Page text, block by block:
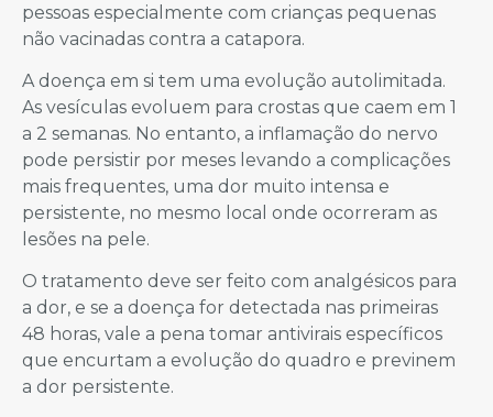
pessoas especialmente com crianças pequenas
não vacinadas contra a catapora.
A doença em si tem uma evolução autolimitada.
As vesículas evoluem para crostas que caem em 1
a 2 semanas. No entanto, a inflamação do nervo
pode persistir por meses levando a complicações
mais frequentes, uma dor muito intensa e
persistente, no mesmo local onde ocorreram as
lesões na pele.
O tratamento deve ser feito com analgésicos para
a dor, e se a doença for detectada nas primeiras
48 horas, vale a pena tomar antivirais específicos
que encurtam a evolução do quadro e previnem
a dor persistente.